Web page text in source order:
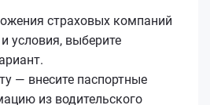
страховых компаний
условия, выберите
— внесите паспортные
из водительского